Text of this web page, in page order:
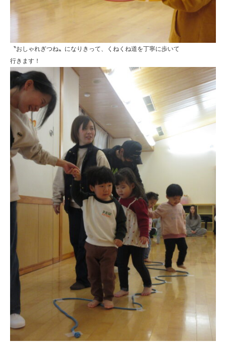
〝おしゃれぎつね〟になりきって、くねくね道を丁寧に歩いて
行きます！